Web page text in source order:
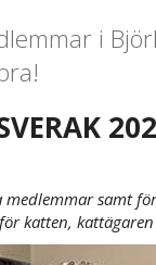
i
samt
katten,